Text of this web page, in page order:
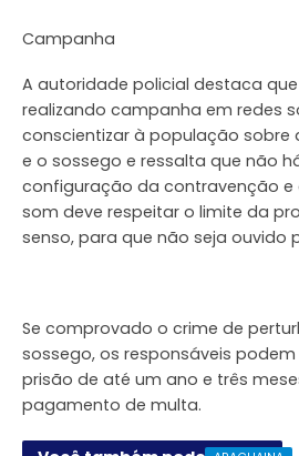
Campanha
A autoridade policial destaca que
realizando campanha em redes
conscientizar à população sobre
e o sossego e ressalta que não
configuração da contravenção e
som deve respeitar o limite da
senso, para que não seja ouvido
Se comprovado o crime de
sossego, os responsáveis
prisão de até um ano e três
pagamento de multa.